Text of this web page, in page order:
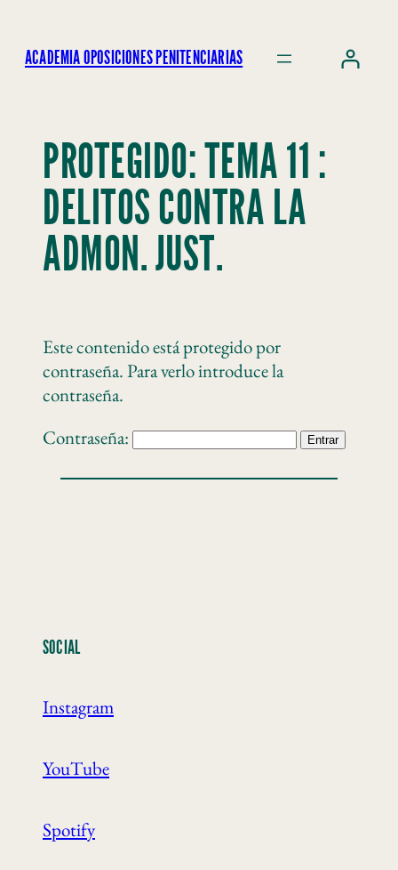
ACADEMIA OPOSICIONES PENITENCIARIAS
PROTEGIDO: TEMA 11 :
DELITOS CONTRA LA
ADMON. JUST.
Este contenido está protegido por
contraseña. Para verlo introduce la
contraseña.
Contraseña:
SOCIAL
Instagram
YouTube
Spotify